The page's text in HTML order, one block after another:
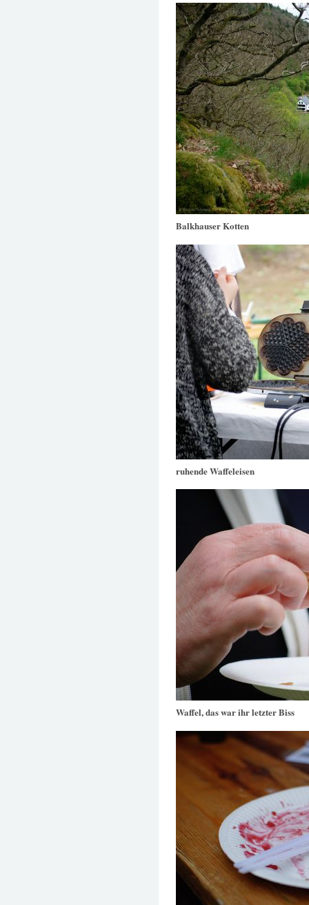
Balkhauser Kotten
ruhende Waffeleisen
Waffel, das war ihr letzter Biss